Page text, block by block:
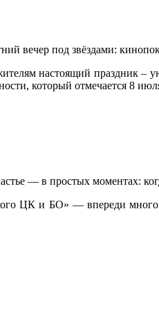
вечер под звёздами:
настоящий праздник –
который отмечается 8
— в простых моментах:
ЦК и БО» — впереди